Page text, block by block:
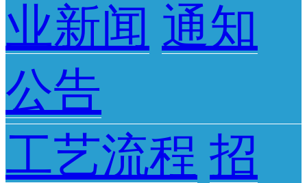
业新闻 通知
公告
工艺流程 招